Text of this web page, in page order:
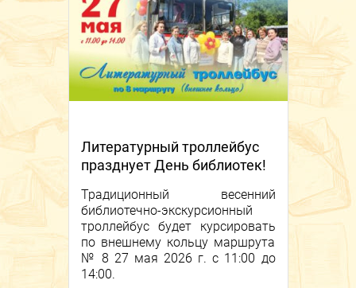
Литературный троллейбус
празднует День библиотек!
Традиционный весенний
библиотечно-экскурсионный
троллейбус будет курсировать
по внешнему кольцу маршрута
№ 8 27 мая 2026 г. с 11:00 до
14:00.